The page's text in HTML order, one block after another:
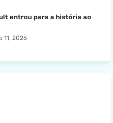
entrou para a história ao
11, 2026